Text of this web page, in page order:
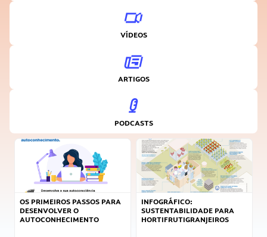
VÍDEOS
ARTIGOS
PODCASTS
OS PRIMEIROS PASSOS PARA
DESENVOLVER O
AUTOCONHECIMENTO
INFOGRÁFICO:
SUSTENTABILIDADE PARA
HORTIFRUTIGRANJEIROS